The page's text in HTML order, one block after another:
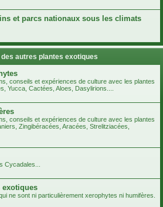
et parcs nationaux sous les climats
des autres plantes exotiques
conseils et expériences de culture avec les plantes
Yucca, Cactées, Aloes, Dasylirions....
conseils et expériences de culture avec les plantes
Zingibéracées, Aracées, Strelitziacées,
Cycadales...
exotiques
ne sont ni particulièrement xerophytes ni humifères.